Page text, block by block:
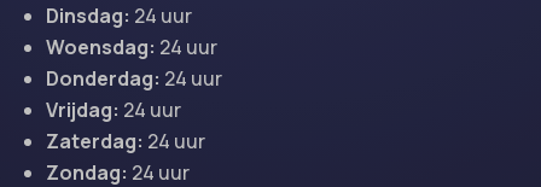
Dinsdag: 24 uur
Woensdag: 24 uur
Donderdag: 24 uur
Vrijdag: 24 uur
Zaterdag: 24 uur
Zondag: 24 uur